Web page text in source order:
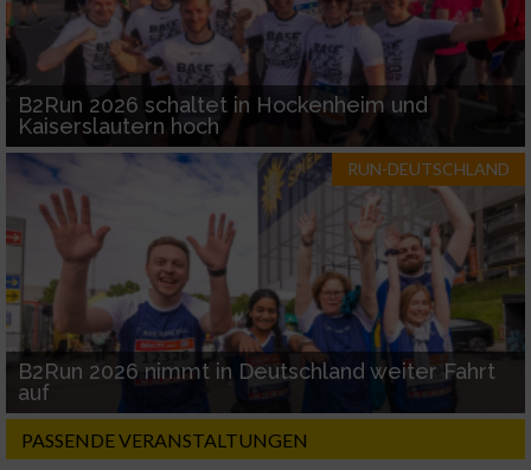
B2Run 2026 schaltet in Hockenheim und
Kaiserslautern hoch
RUN-DEUTSCHLAND
B2Run 2026 nimmt in Deutschland weiter Fahrt
auf
PASSENDE VERANSTALTUNGEN